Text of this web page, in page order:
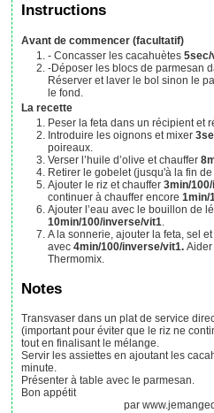
Instructions
Avant de commencer (facultatif)
- Concasser les cacahuètes5sec/
-Déposer les blocs de parmesan
Réserver et laver le bol sinon le
le fond.
La recette
Peser la feta dans un récipient et
Introduire les oignons et mixer
poireaux.
Verser l’huile d’olive et chauffer
Retirer le gobelet (jusqu'à la fin
Ajouter le riz et chauffer3min/
continuer à chauffer encore1min/
Ajouter l’eau avec le bouillon de
10min/100/inverse/vit1
A la sonnerie, ajouter la feta, sel et poivre et terminer la cuisson
avec4min/100/inverse/vit1.
Thermomix.
Notes
Transvaser dans un plat de service directement après la sonnerie
(important pour éviter que le riz ne
tout en finalisant le mélange.
Servir les assiettes en ajoutant les cacahuètes concassées en dernière
minute.
Présenter à table avec le parmesan.
Bon appétit
par